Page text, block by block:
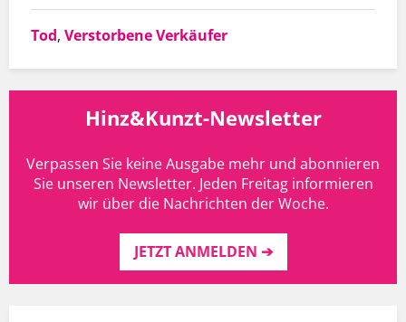
Tod, Verstorbene Verkäufer
Hinz&Kunzt-Newsletter
Verpassen Sie keine Ausgabe mehr und abonnieren
Sie unseren Newsletter. Jeden Freitag informieren
wir über die Nachrichten der Woche.
JETZT ANMELDEN ➔